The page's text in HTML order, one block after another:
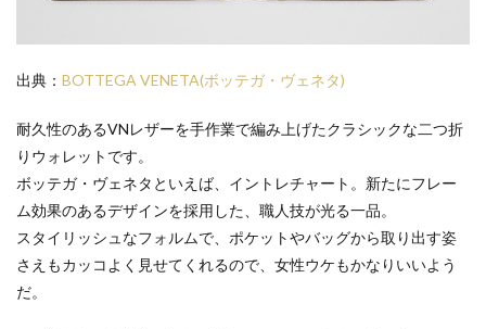
出典： BOTTEGA VENETA(ボッテガ・ヴェネタ)
耐久性のあるVNレザーを手作業で編み上げたクラシックな二つ折
りウォレットです。
ボッテガ・ヴェネタといえば、イントレチャート。新たにフレー
ム効果のあるデザインを採用した、職人技が光る一品。
スタイリッシュなフォルムで、ポケットやバッグから取り出す姿
さえもカッコよく見せてくれるので、女性ウケもかなりいいよう
だ。